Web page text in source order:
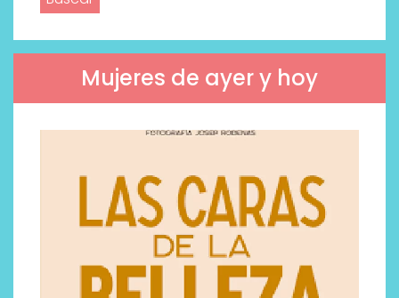
Mujeres de ayer y hoy